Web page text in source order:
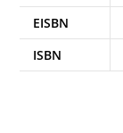
EISBN
ISBN